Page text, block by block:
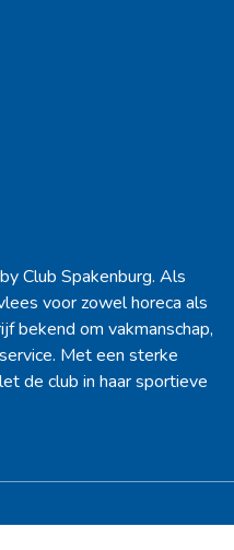
Club Spakenburg. Als
voor zowel horeca als
bekend om vakmanschap,
Met een sterke
de club in haar sportieve